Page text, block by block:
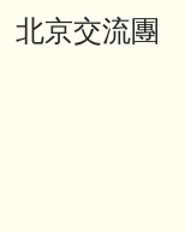
北京交流團